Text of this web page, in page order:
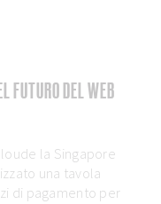
FUTURO DEL WEB
la Singapore
una tavola
di pagamento per